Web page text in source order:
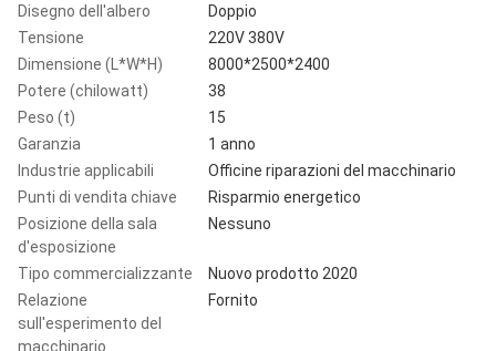
Disegno dell'albero
Doppio
Tensione
220V 380V
Dimensione (L*W*H)
8000*2500*2400
Potere (chilowatt)
38
Peso (t)
15
Garanzia
1 anno
Industrie applicabili
Officine riparazioni del macchinario
Punti di vendita chiave
Risparmio energetico
Posizione della sala
d'esposizione
Nessuno
Tipo commercializzante
Nuovo prodotto 2020
Relazione
sull'esperimento del
macchinario
Fornito